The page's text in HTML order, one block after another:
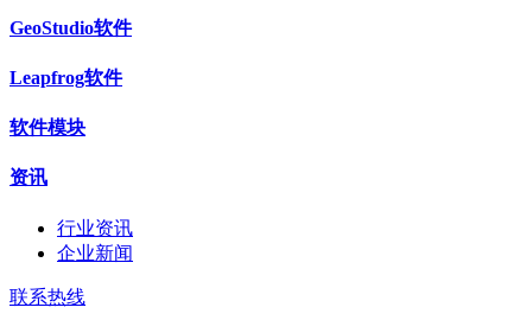
GeoStudio软件
Leapfrog软件
软件模块
资讯
行业资讯
企业新闻
联系热线